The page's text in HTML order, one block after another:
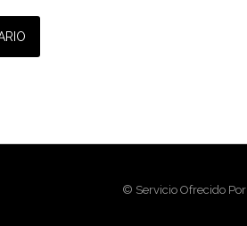
© Servicio Ofrecido Por